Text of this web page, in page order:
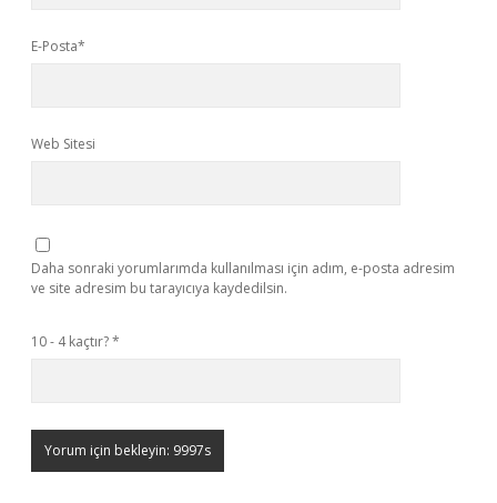
E-Posta*
Web Sitesi
Daha sonraki yorumlarımda kullanılması için adım, e-posta adresim
ve site adresim bu tarayıcıya kaydedilsin.
10 - 4 kaçtır?*